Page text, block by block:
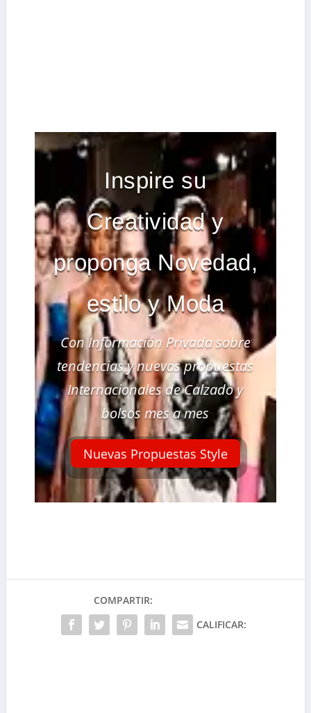
Inspire su
Creatividad y
proponga Novedad,
estilo y Moda
Con Información Privada sobre
tendencias y nuevas propuestas
Internacionales de Calzado y
bolsos mes a mes
Nuevas Propuestas Style
COMPARTIR:
CALIFICAR: